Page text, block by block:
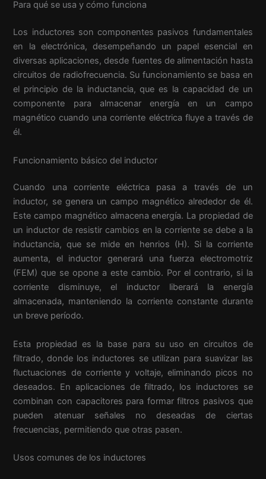
Para qué se usa y cómo funciona
Los inductores son componentes pasivos fundamentales
en la electrónica, desempeñando un papel esencial en
diversas aplicaciones, desde fuentes de alimentación hasta
circuitos de radiofrecuencia. Su funcionamiento se basa en
el principio de la inductancia, que es la capacidad de un
componente para almacenar energía en un campo
magnético cuando una corriente eléctrica fluye a través de
él.
Funcionamiento básico del inductor
Cuando una corriente eléctrica pasa a través de un
inductor, se genera un campo magnético alrededor de él.
Este campo magnético almacena energía. La propiedad de
un inductor de resistir cambios en la corriente se debe a la
inductancia, que se mide en henrios (H). Si la corriente
aumenta, el inductor generará una fuerza electromotriz
(FEM) que se opone a este cambio. Por el contrario, si la
corriente disminuye, el inductor liberará la energía
almacenada, manteniendo la corriente constante durante
un breve período.
Esta propiedad es la base para su uso en circuitos de
filtrado, donde los inductores se utilizan para suavizar las
fluctuaciones de corriente y voltaje, eliminando picos no
deseados. En aplicaciones de filtrado, los inductores se
combinan con capacitores para formar filtros pasivos que
pueden atenuar señales no deseadas de ciertas
frecuencias, permitiendo que otras pasen.
Usos comunes de los inductores